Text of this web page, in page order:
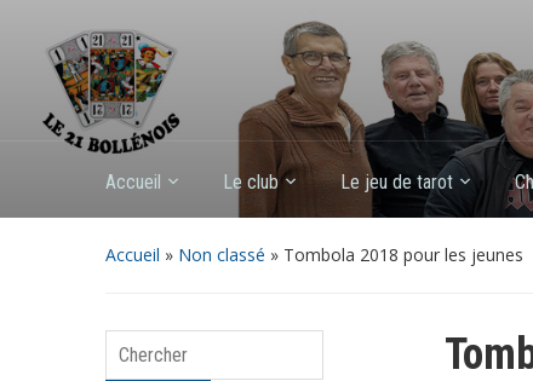
Accueil Le club Le jeu de tarot
Accueil » Non classé » Tombola 2018 pour les jeunes
Chercher